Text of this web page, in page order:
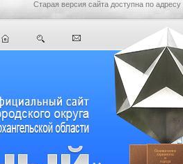
Старая версия сайта доступна по адресу